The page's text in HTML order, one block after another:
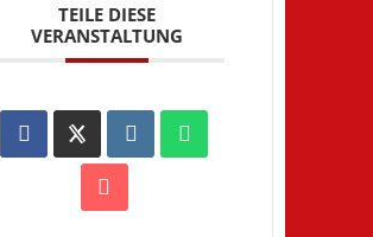
TEILE DIESE
VERANSTALTUNG